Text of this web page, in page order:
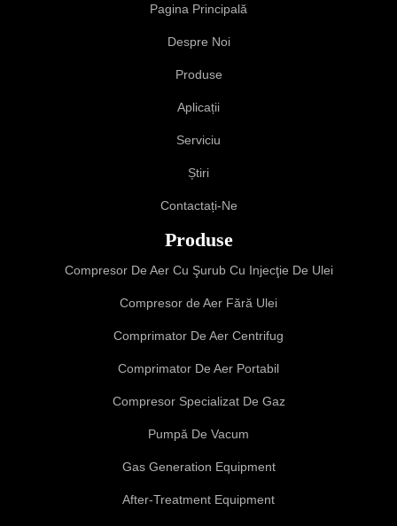
Pagina Principală
Despre Noi
Produse
Aplicații
Serviciu
Știri
Contactați-Ne
Produse
Compresor De Aer Cu Şurub Cu Injecţie De Ulei
Compresor de Aer Fără Ulei
Comprimator De Aer Centrifug
Comprimator De Aer Portabil
Compresor Specializat De Gaz
Pumpă De Vacum
Gas Generation Equipment
After-Treatment Equipment